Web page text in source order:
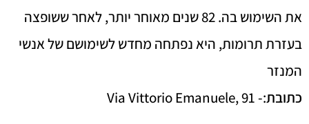
את השימוש בה. 82 שנים מאוחר יותר, לאחר ששופצה
בעזרת תרומות, היא נפתחה מחדש לשימושם של אנשי
המנזר
כתובת:- Via Vittorio Emanuele, 91